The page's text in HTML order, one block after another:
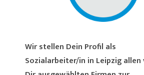
Wir stellen Dein Profil als
Sozialarbeiter/in in Leipzig allen von